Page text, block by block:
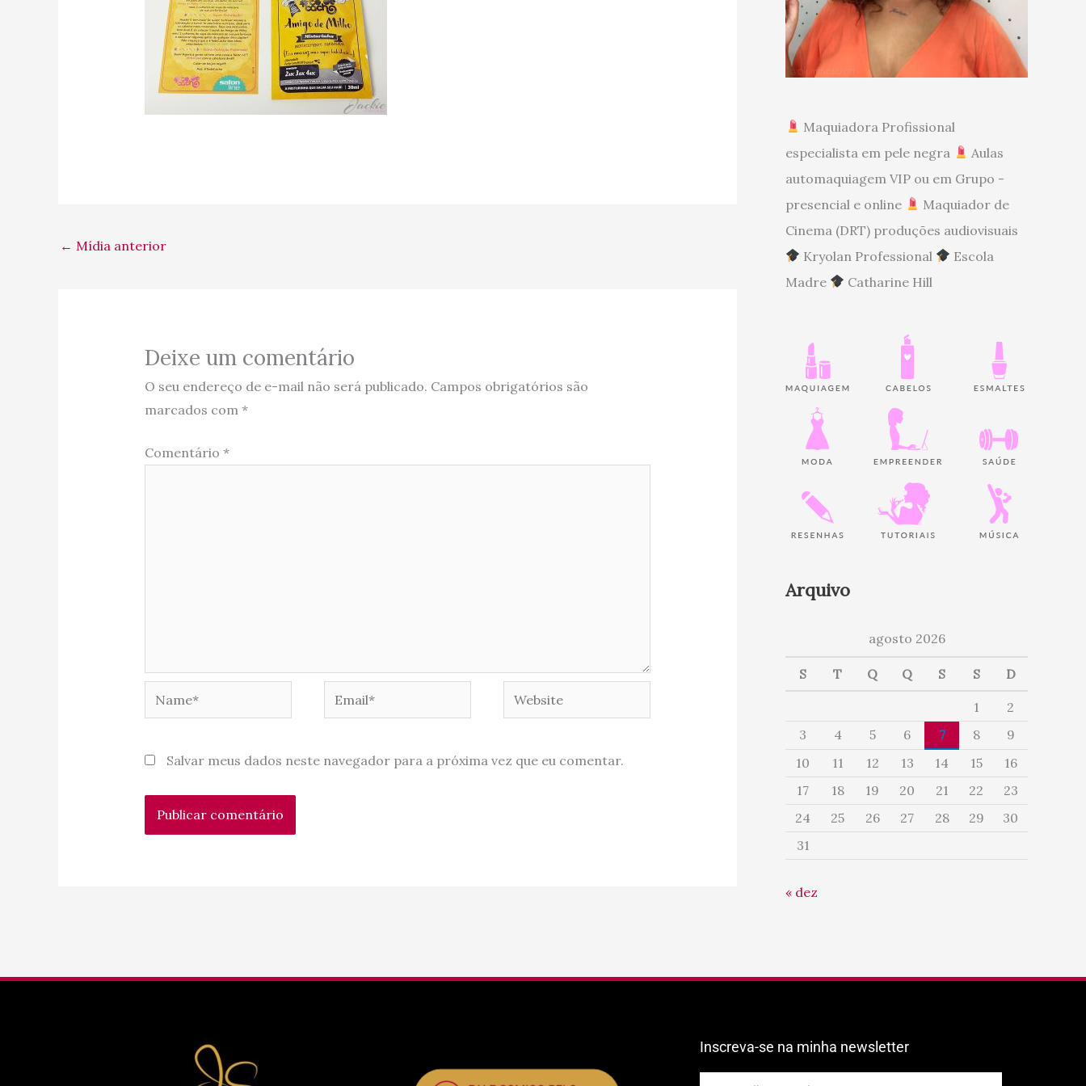
← Mídia anterior
Deixe um comentário
O seu endereço de e-mail não será publicado. Campos obrigatórios são
marcados com *
Comentário *
Website
Salvar meus dados neste navegador para a próxima vez que eu comentar.
Maquiadora Profissional
especialista em pele negra
Aulas
automaquiagem VIP ou em Grupo -
presencial e online
Maquiador de
Cinema (DRT) produções audiovisuais
Kryolan Professional
Escola
Madre
Catharine Hill
Arquivo
agosto 2026
S T Q Q S S D
1
2
3
4 5 6 7 8
9
10
11 12 13 14 15
16
17
18 19 20 21 22
23
24
25 26 27 28 29
30
31
« dez
Inscreva-se na minha newsletter